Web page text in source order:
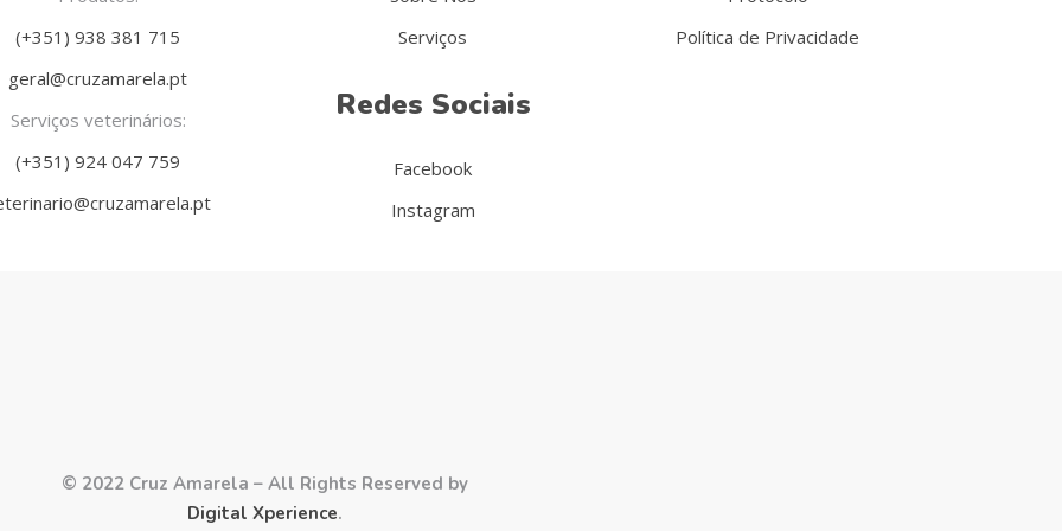
(+351) 938 381 715
geral@cruzamarela.pt
Serviços veterinários:
(+351) 924 047 759
Serviços
Redes Sociais
Facebook
Instagram
Política de Privacidade
© 2022 Cruz Amarela – All Rights Reserved by
Digital Xperience.